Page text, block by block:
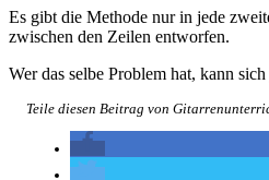
Es gibt die Methode nur in jede
zwischen den Zeilen entworfen.
Wer das selbe Problem hat, kann sich
Teile diesen Beitrag von